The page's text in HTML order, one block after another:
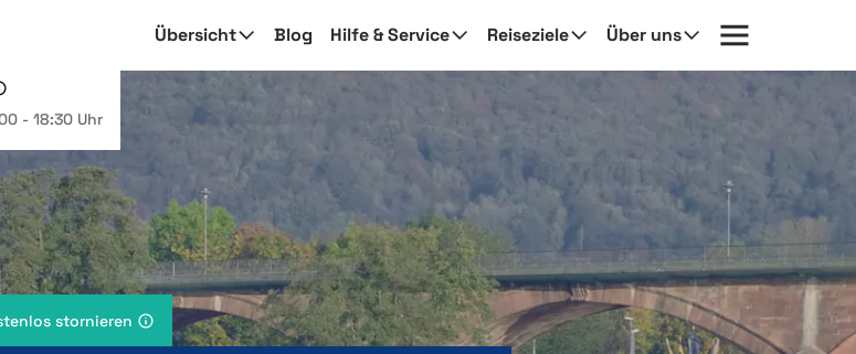
Übersicht Blog Hilfe & Service Reiseziele Über uns
- 18:30 Uhr
stornieren